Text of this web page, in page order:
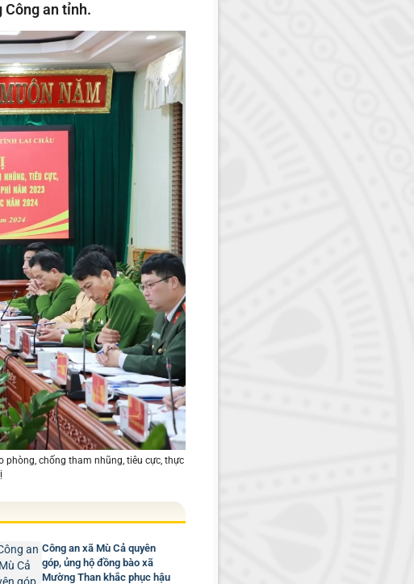
an tỉnh.
phòng, chống tham nhũng, tiêu cực, thực
Công an xã Mù Cả quyên
góp, ủng hộ đồng bào xã
Mường Than khắc phục hậu